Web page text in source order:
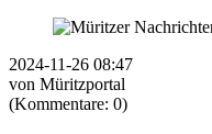
2024-11-26 08:47
von Müritzportal
(Kommentare: 0)